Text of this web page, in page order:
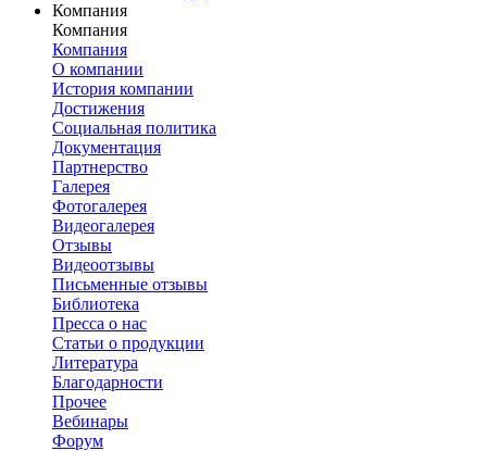
Компания
Компания
Компания
О компании
История компании
Достижения
Социальная политика
Документация
Партнерство
Галерея
Фотогалерея
Видеогалерея
Отзывы
Видеоотзывы
Письменные отзывы
Библиотека
Пресса о нас
Статьи о продукции
Литература
Благодарности
Прочее
Вебинары
Форум